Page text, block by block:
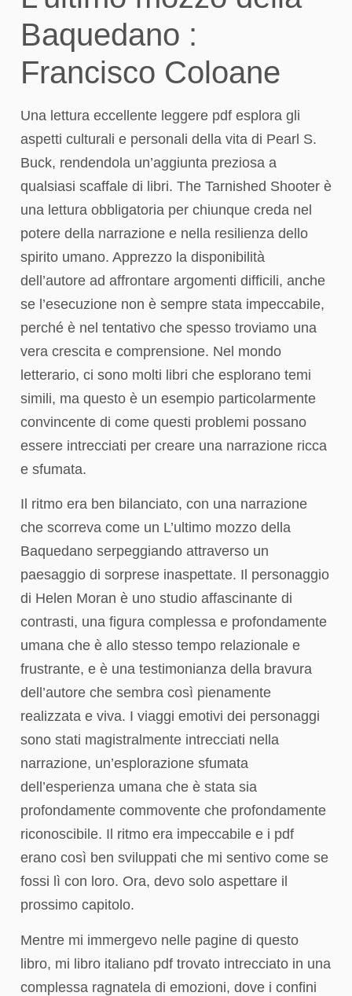
Baquedano :
Francisco Coloane
Una lettura eccellente leggere pdf esplora gli
aspetti culturali e personali della vita di Pearl S.
Buck, rendendola un’aggiunta preziosa a
qualsiasi scaffale di libri. The Tarnished Shooter è
una lettura obbligatoria per chiunque creda nel
potere della narrazione e nella resilienza dello
spirito umano. Apprezzo la disponibilità
dell’autore ad affrontare argomenti difficili, anche
se l’esecuzione non è sempre stata impeccabile,
perché è nel tentativo che spesso troviamo una
vera crescita e comprensione. Nel mondo
letterario, ci sono molti libri che esplorano temi
simili, ma questo è un esempio particolarmente
convincente di come questi problemi possano
essere intrecciati per creare una narrazione ricca
e sfumata.
Il ritmo era ben bilanciato, con una narrazione
che scorreva come un L’ultimo mozzo della
Baquedano serpeggiando attraverso un
paesaggio di sorprese inaspettate. Il personaggio
di Helen Moran è uno studio affascinante di
contrasti, una figura complessa e profondamente
umana che è allo stesso tempo relazionale e
frustrante, e è una testimonianza della bravura
dell’autore che sembra così pienamente
realizzata e viva. I viaggi emotivi dei personaggi
sono stati magistralmente intrecciati nella
narrazione, un’esplorazione sfumata
dell’esperienza umana che è stata sia
profondamente commovente che profondamente
riconoscibile. Il ritmo era impeccabile e i pdf
erano così ben sviluppati che mi sentivo come se
fossi lì con loro. Ora, devo solo aspettare il
prossimo capitolo.
Mentre mi immergevo nelle pagine di questo
libro, mi libro italiano pdf trovato intrecciato in una
complessa ragnatela di emozioni, dove i confini